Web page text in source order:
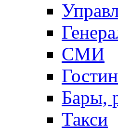
СМИ
Бары,
Такси